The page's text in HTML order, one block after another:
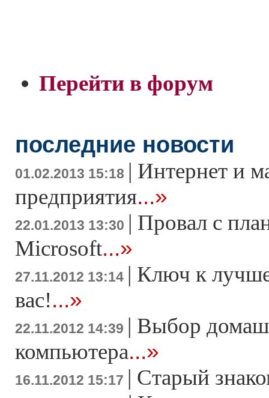
Перейти в форум
последние новости
01.02.2013 15:18 | Интернет и
предприятия...»
22.01.2013 13:30 | Провал с
Microsoft...»
27.11.2012 13:14 | Ключ к
вас!...»
22.11.2012 14:39 | Выбор
компьютера...»
16.11.2012 15:17 | Старый